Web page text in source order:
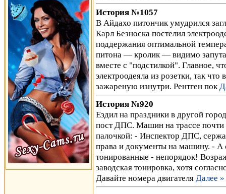
История №1057
В Айдахо питончик умудрился
Карл Безноска постелил
поддержания оптимальной
питона — кролик — видимо
вместе с "подстилкой". Главное,
электроодеяла из розетки, так
зажареную изнутри. Рентген пок
История №920
Ездил на праздники в другой
пост ДПС. Машин на трассе почти
палочкой: - Инспектор ДПС,
права и документы на машину. - А
тонированные - непорядок!
заводская тонировка, хотя
Давайте номера двигателя Далее »